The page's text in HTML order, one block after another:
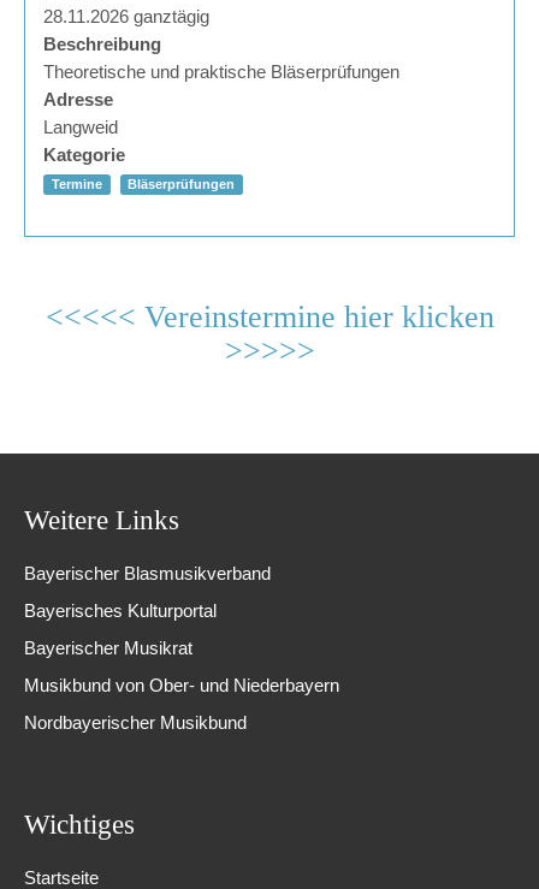
28.11.2026 ganztägig
Beschreibung
Theoretische und praktische Bläserprüfungen
Adresse
Langweid
Kategorie
Termine Bläserprüfungen
<<<<< Vereinstermine hier klicken
>>>>>
Weitere Links
Bayerischer Blasmusikverband
Bayerisches Kulturportal
Bayerischer Musikrat
Musikbund von Ober- und Niederbayern
Nordbayerischer Musikbund
Wichtiges
Startseite